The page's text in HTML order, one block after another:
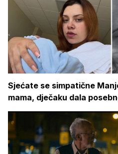
Sjećate se simpatične
mama, dječaku dala